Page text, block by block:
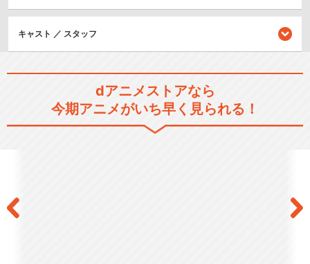
ドラマ/青春
キャスト ／ スタッフ
dアニメストアなら
今期アニメがいち早く見られる！